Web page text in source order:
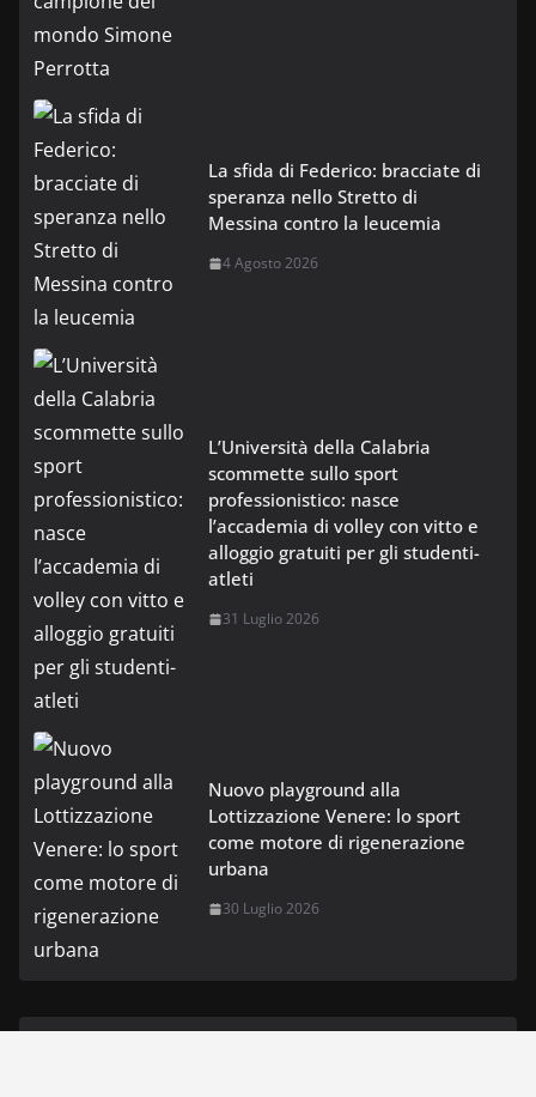
La sfida di Federico: bracciate di
speranza nello Stretto di
Messina contro la leucemia
4 Agosto 2026
L’Università della Calabria
scommette sullo sport
professionistico: nasce
l’accademia di volley con vitto e
alloggio gratuiti per gli studenti-
atleti
31 Luglio 2026
Nuovo playground alla
Lottizzazione Venere: lo sport
come motore di rigenerazione
urbana
30 Luglio 2026